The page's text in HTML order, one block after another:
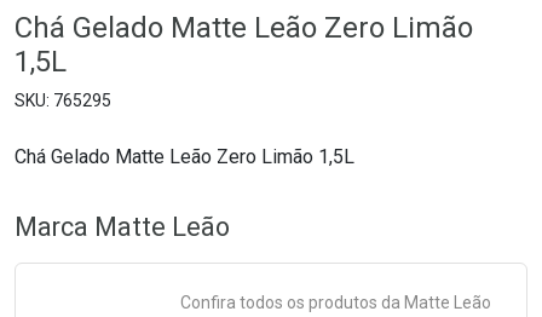
Chá Gelado Matte Leão Zero Limão
1,5L
765295
Chá Gelado Matte Leão Zero Limão 1,5L
Marca Matte Leão
Confira todos os produtos da Matte Leão